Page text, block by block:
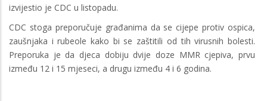
izvijestio je CDC u listopadu.
CDC stoga preporučuje građanima da se cijepe protiv ospica,
zaušnjaka i rubeole kako bi se zaštitili od tih virusnih bolesti.
Preporuka je da djeca dobiju dvije doze MMR cjepiva, prvu
između 12 i 15 mjeseci, a drugu između 4 i 6 godina.